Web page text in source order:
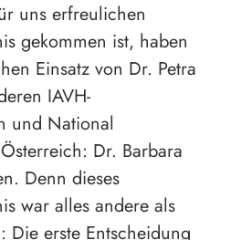
uns erfreulichen
gekommen ist, haben
Einsatz von Dr. Petra
IAVH-
und National
Dr. Barbara
Denn dieses
war alles andere als
Die erste Entscheidung